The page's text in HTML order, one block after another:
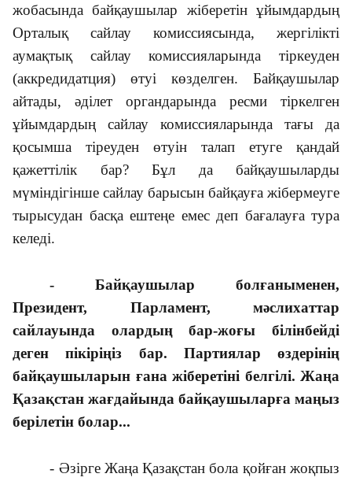
жобасында байқаушылар жіберетін ұйымдардың
Орталық сайлау комиссиясында, жергілікті
аумақтық сайлау комиссияларында тіркеуден
(аккредидатция) өтуі көзделген. Байқаушылар
айтады, әділет органдарында ресми тіркелген
ұйымдардың сайлау комиссияларында тағы да
қосымша тіреуден өтуін талап етуге қандай
қажеттілік бар? Бұл да байқаушыларды
мүміндігінше сайлау барысын байқауға жібермеуге
тырысудан басқа ештеңе емес деп бағалауға тура
келеді.
- Байқаушылар болғаныменен,
Президент, Парламент, мәслихаттар
сайлауында олардың бар-жоғы білінбейді
деген пікіріңіз бар. Партиялар өздерінің
байқаушыларын ғана жіберетіні белгілі. Жаңа
Қазақстан жағдайында байқаушыларға маңыз
берілетін болар...
- Әзірге Жаңа Қазақстан бола қойған жоқпыз